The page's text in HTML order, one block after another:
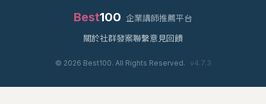
Best100 企業講師推薦平台
關於社群發案聯繫意見回饋
© 2026 Best100. All Rights Reserved. v4.7.3